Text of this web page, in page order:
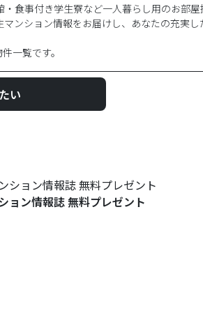
食事付き学生寮など一人暮らし用のお部屋
マンション情報をお届けし、あなたの充実し
一覧です。
い
ョン情報誌 無料プレゼント